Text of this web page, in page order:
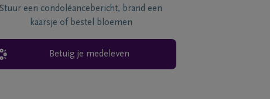
Stuur een condoléancebericht, brand een
kaarsje of bestel bloemen
Betuig je medeleven